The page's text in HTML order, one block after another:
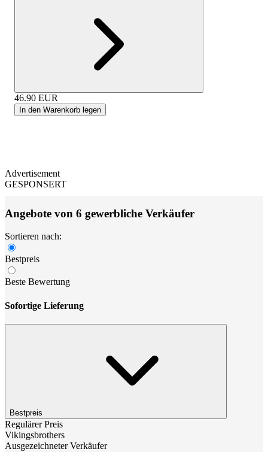
46.90 EUR
In den Warenkorb legen
Advertisement
GESPONSERT
Angebote von 6 gewerbliche Verkäufer
Sortieren nach:
Bestpreis
Beste Bewertung
Sofortige Lieferung
Bestpreis
Regulärer Preis
Vikingsbrothers
Ausgezeichneter Verkäufer